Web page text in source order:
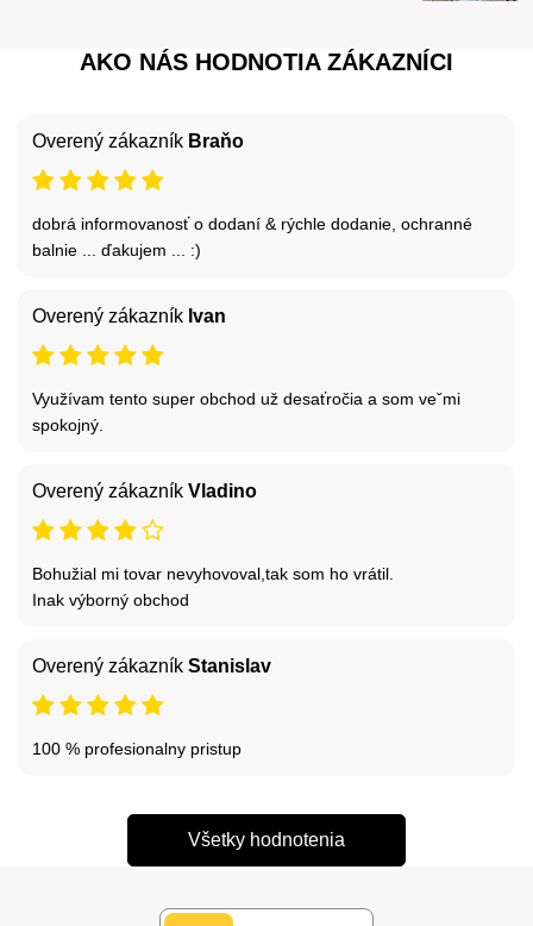
AKO NÁS HODNOTIA ZÁKAZNÍCI
Overený zákazník Braňo
dobrá informovanosť o dodaní & rýchle dodanie, ochranné
balnie ... ďakujem ... :)
Overený zákazník Ivan
Využívam tento super obchod už desaťročia a som veˇmi
spokojný.
Overený zákazník Vladino
Bohužial mi tovar nevyhovoval,tak som ho vrátil.
Inak výborný obchod
Overený zákazník Stanislav
100 % profesionalny pristup
Všetky hodnotenia